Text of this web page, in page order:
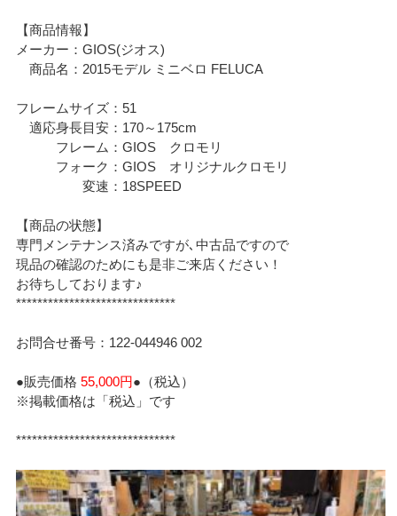
【商品情報】
メーカー：GIOS(ジオス)
商品名：2015モデル ミニベロ FELUCA
フレームサイズ：51
適応身長目安：170～175cm
フレーム：GIOS クロモリ
フォーク：GIOS オリジナルクロモリ
変速：18SPEED
【商品の状態】
専門メンテナンス済みですが､中古品ですので
現品の確認のためにも是非ご来店ください！
お待ちしております♪
******************************
お問合せ番号：122-044946 002
●販売価格55,000円●（税込）
※掲載価格は「税込」です
******************************